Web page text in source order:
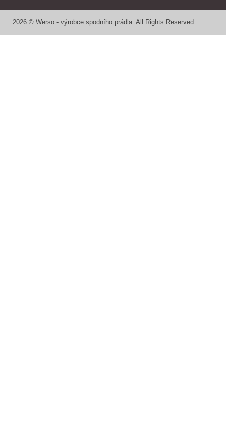
2026 © Werso - výrobce spodního prádla. All Rights Reserved.